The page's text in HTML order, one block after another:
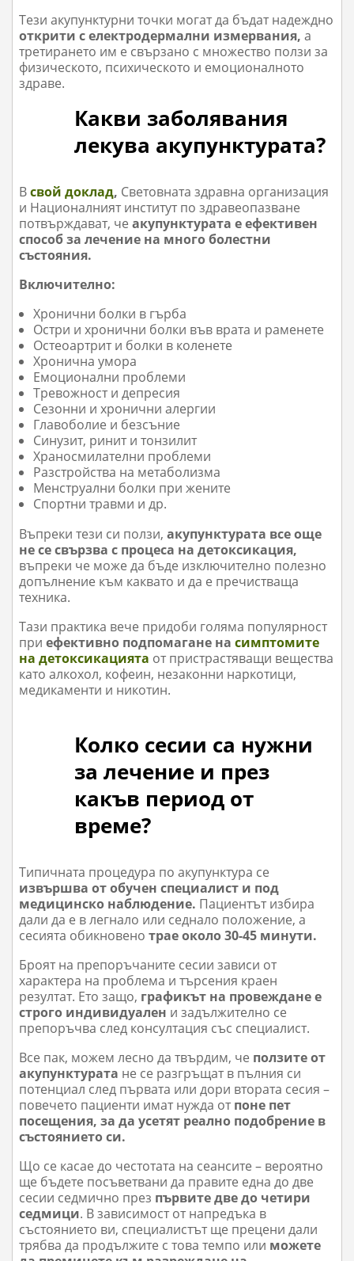
Тези акупунктурни точки могат да бъдат надеждно
открити с електродермални измервания, а
третирането им е свързано с множество ползи за
физическото, психическото и емоционалното
здраве.
Какви заболявания
лекува акупунктурата?
Всвой доклад, Световната здравна организация
и Националният институт по здравеопазване
потвърждават, че акупунктурата е ефективен
способ за лечение на много болестни
състояния.
Включително:
Хронични болки в гърба
Остри и хронични болки във врата и раменете
Остеоартрит и болки в коленете
Хронична умора
Емоционални проблеми
Тревожност и депресия
Сезонни и хронични алергии
Главоболие и безсъние
Синузит, ринит и тонзилит
Храносмилателни проблеми
Разстройства на метаболизма
Менструални болки при жените
Спортни травми и др.
Въпреки тези си ползи,акупунктурата все още
не се свързва с процеса на детоксикация,
въпреки че може да бъде изключително полезно
допълнение към каквато и да е пречистваща
техника.
Тази практика вече придоби голяма популярност
приефективно подпомагане насимптомите
на детоксикацията от пристрастяващи вещества
като алкохол, кофеин, незаконни наркотици,
медикаменти и никотин.
Колко сесии са нужни
за лечение и през
какъв период от
време?
Типичната процедура по акупунктура се
извършва от обучен специалист и под
медицинско наблюдение. Пациентът избира
дали да е в легнало или седнало положение, а
сесията обикновено трае около 30-45 минути.
Броят на препоръчаните сесии зависи от
характера на проблема и търсения краен
резултат. Ето защо, графикът на провеждане е
строго индивидуален и задължително се
препоръчва след консултация със специалист.
Все пак, можем лесно да твърдим, че ползите от
акупунктурата не се разгръщат в пълния си
потенциал след първата или дори втората сесия –
повечето пациенти имат нужда отпоне пет
посещения, за да усетят реално подобрение в
състоянието си.
Що се касае до честотата на сеансите – вероятно
ще бъдете посъветвани да правите една до две
сесии седмично през първите две до четири
седмици. В зависимост от напредъка в
състоянието ви, специалистът ще прецени дали
трябва да продължите с това темпо или можете